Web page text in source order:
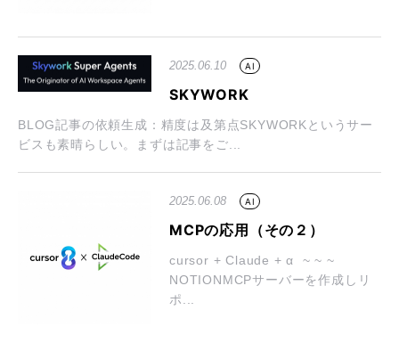
2025.06.10 AI
SKYWORK
BLOG記事の依頼生成：精度は及第点SKYWORKというサー
ビスも素晴らしい。まずは記事をご...
2025.06.08 AI
MCPの応用（その２）
cursor + Claude + α ~ ~ ~
NOTIONMCPサーバーを作成しリ
ポ...